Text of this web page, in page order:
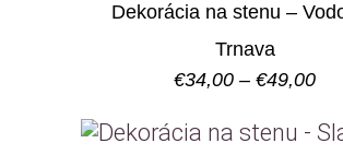
Dekorácia na stenu –
Trnava
€34,00 – €49,00